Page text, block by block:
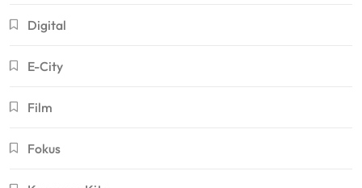
Digital
E-City
Film
Fokus